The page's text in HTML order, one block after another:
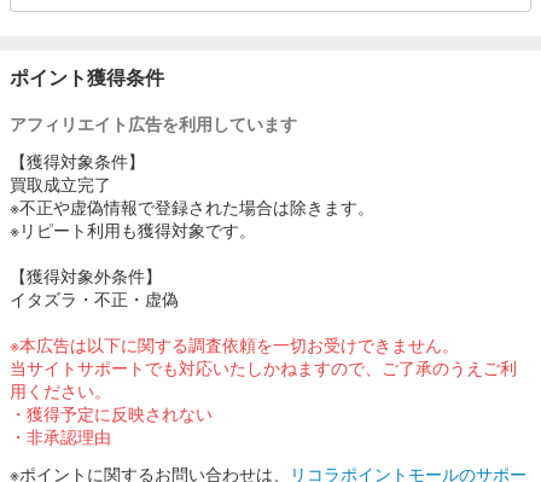
ポイント獲得条件
アフィリエイト広告を利用しています
【獲得対象条件】
買取成立完了
※不正や虚偽情報で登録された場合は除きます。
※リピート利用も獲得対象です。
【獲得対象外条件】
イタズラ・不正・虚偽
※本広告は以下に関する調査依頼を一切お受けできません。
当サイトサポートでも対応いたしかねますので、ご了承のうえご利
用ください。
・獲得予定に反映されない
・非承認理由
※ポイントに関するお問い合わせは、
リコラポイントモールのサポー